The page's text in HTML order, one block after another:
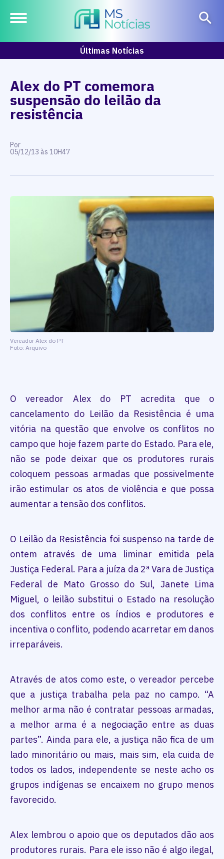
Últimas Notícias
Alex do PT comemora
suspensão do leilão da
resistência
Por
05/12/13 às 10H47
Vereador Alex do PT
Foto: Arquivo
O vereador Alex do PT acredita que o
cancelamento do Leilão da Resistência é uma
vitória na questão que envolve os conflitos no
campo que hoje fazem parte do Estado. Para ele,
não se pode deixar que os produtores rurais
coloquem pessoas armadas que possivelmente
irão estimular os atos de violência e que possa
aumentar a tensão dos conflitos.
O Leilão da Resistência foi suspenso na tarde de
ontem através de uma liminar emitida pela
Justiça Federal. Para a juíza da 2ª Vara de Justiça
Federal de Mato Grosso do Sul, Janete Lima
Miguel, o leilão substitui o Estado na resolução
dos conflitos entre os índios e produtores e
incentiva o conflito, podendo acarretar em danos
irreparáveis.
Através de atos como este, o vereador percebe
que a justiça trabalha pela paz no campo. “A
melhor arma não é contratar pessoas armadas,
a melhor arma é a negociação entre as duas
partes”. Ainda para ele, a justiça não fica de um
lado minoritário ou mais, mais sim, ela cuida de
todos os lados, independente se neste acho os
grupos indígenas se encaixem no grupo menos
favorecido.
Alex lembrou o apoio que os deputados dão aos
produtores rurais. Para ele isso não é algo ilegal,